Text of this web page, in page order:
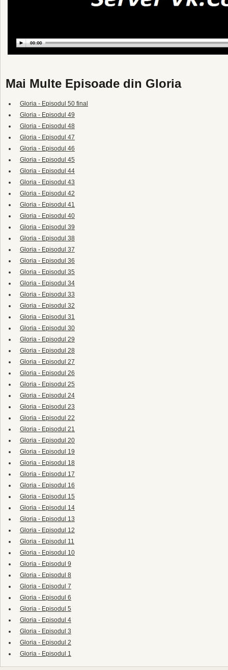
Mai Multe Episoade din Gloria
Gloria - Episodul 50 final
Gloria - Episodul 49
Gloria - Episodul 48
Gloria - Episodul 47
Gloria - Episodul 46
Gloria - Episodul 45
Gloria - Episodul 44
Gloria - Episodul 43
Gloria - Episodul 42
Gloria - Episodul 41
Gloria - Episodul 40
Gloria - Episodul 39
Gloria - Episodul 38
Gloria - Episodul 37
Gloria - Episodul 36
Gloria - Episodul 35
Gloria - Episodul 34
Gloria - Episodul 33
Gloria - Episodul 32
Gloria - Episodul 31
Gloria - Episodul 30
Gloria - Episodul 29
Gloria - Episodul 28
Gloria - Episodul 27
Gloria - Episodul 26
Gloria - Episodul 25
Gloria - Episodul 24
Gloria - Episodul 23
Gloria - Episodul 22
Gloria - Episodul 21
Gloria - Episodul 20
Gloria - Episodul 19
Gloria - Episodul 18
Gloria - Episodul 17
Gloria - Episodul 16
Gloria - Episodul 15
Gloria - Episodul 14
Gloria - Episodul 13
Gloria - Episodul 12
Gloria - Episodul 11
Gloria - Episodul 10
Gloria - Episodul 9
Gloria - Episodul 8
Gloria - Episodul 7
Gloria - Episodul 6
Gloria - Episodul 5
Gloria - Episodul 4
Gloria - Episodul 3
Gloria - Episodul 2
Gloria - Episodul 1